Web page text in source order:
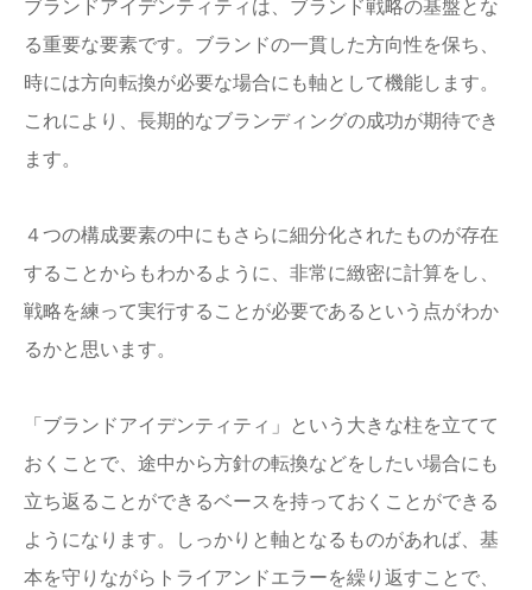
ブランドアイデンティティは、ブランド戦略の基盤とな
る重要な要素です。ブランドの一貫した方向性を保ち、
時には方向転換が必要な場合にも軸として機能します。
これにより、長期的なブランディングの成功が期待でき
ます。
４つの構成要素の中にもさらに細分化されたものが存在
することからもわかるように、非常に緻密に計算をし、
戦略を練って実行することが必要であるという点がわか
るかと思います。
「ブランドアイデンティティ」という大きな柱を立てて
おくことで、途中から方針の転換などをしたい場合にも
立ち返ることができるベースを持っておくことができる
ようになります。しっかりと軸となるものがあれば、基
本を守りながらトライアンドエラーを繰り返すことで、